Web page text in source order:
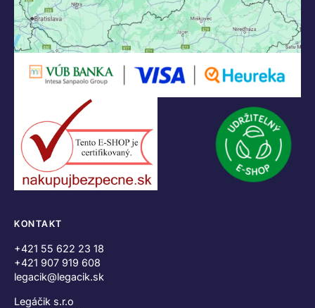
KONTAKT
+421 55 622 23 18
+421 907 919 608
legacik@legacik.sk
Legáčik s.r.o